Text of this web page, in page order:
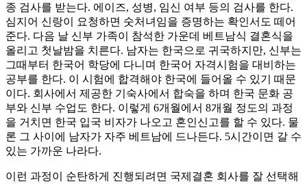
종 검사를 받는다. 에이즈, 성병, 임신 여부 등의 검사를 한다.
심지어 신랑이 요청하면 숫처녀임을 증명하는 확인서도 떼어
준다. 다음 날 신부 가족이 참석한 가운데 베트남식 결혼식을
올리고 첫날밤을 치른다. 남자는 한국으로 귀국하지만, 신부는
그때부터 한국어 학당에 다니며 한국어 자격시험을 대비하는
공부를 한다. 이 시험에 합격해야 한국에 들어올 수 있기 때문
이다. 회사에서 제공한 기숙사에서 합숙을 하며 한국 문화 공
부와 신부 수업도 한다. 이렇게 6개월에서 8개월 정도의 과정
을 거치면 한국 입국 비자가 나오고 혼인신고를 할 수 있다. 물
론 그 사이에 남자가 자주 베트남에 드나든다. 5시간이면 갈 수
있는 가까운 나라다.
이런 과정이 순탄하게 진행되려면 국제결혼 회사를 잘 선택해